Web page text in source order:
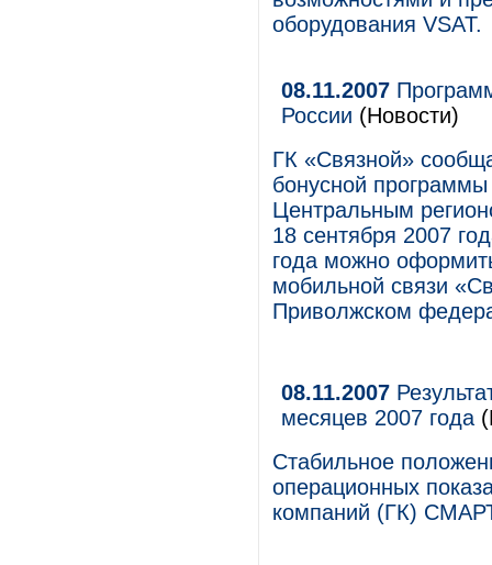
оборудования VSAT.
08.11.2007
России (Новости)
ГК «Связной»
бонусной
Центральным
18 сентября 2007
года можно
мобильной связи
Приволжском
08.11.2007
месяцев 2007 года
Стабильное
операционных
компаний (ГК)